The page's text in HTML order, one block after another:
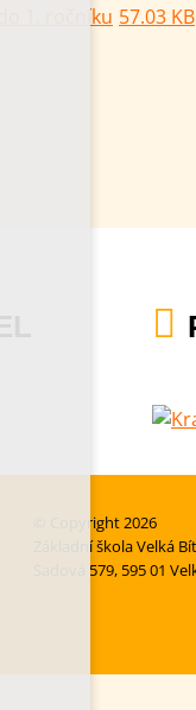
1. ročníku 57.03 KB
© Copyright 2026
Základní škola Velká
Sadová 579, 595 01